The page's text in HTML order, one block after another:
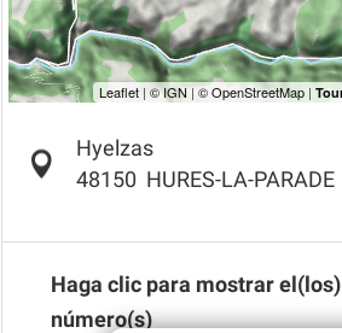
Hyelzas
48150 HURES-LA-PARADE
Haga clic para mostrar el(los)
número(s)